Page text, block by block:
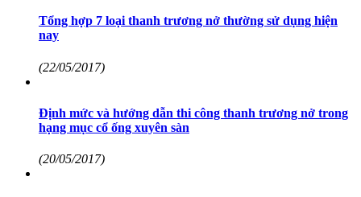
Tổng hợp 7 loại thanh trương nở thường sử dụng hiện
nay
(22/05/2017)
Định mức và hướng dẫn thi công thanh trương nở trong
hạng mục cổ ống xuyên sàn
(20/05/2017)